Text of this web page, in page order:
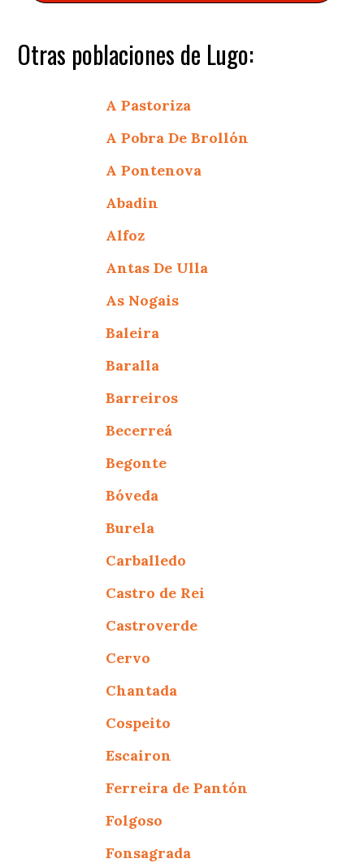
Otras poblaciones de Lugo:
A Pastoriza
A Pobra De Brollón
A Pontenova
Abadin
Alfoz
Antas De Ulla
As Nogais
Baleira
Baralla
Barreiros
Becerreá
Begonte
Bóveda
Burela
Carballedo
Castro de Rei
Castroverde
Cervo
Chantada
Cospeito
Escairon
Ferreira de Pantón
Folgoso
Fonsagrada